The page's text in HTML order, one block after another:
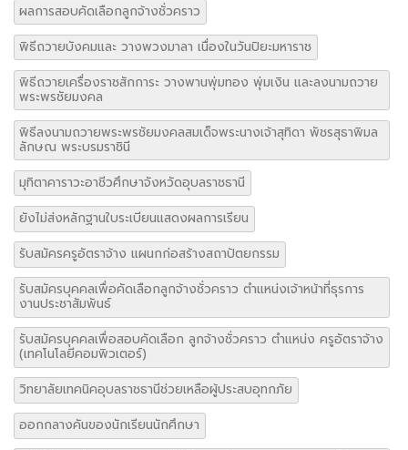
ผลการสอบคัดเลือกลูกจ้างชั่วคราว
พิธีถวายบังคมและ วางพวงมาลา เนื่องในวันปิยะมหาราช
พิธีถวายเครื่องราชสักการะ วางพานพุ่มทอง พุ่มเงิน และลงนามถวาย
พระพรชัยมงคล
พิธีลงนามถวายพระพรชัยมงคลสมเด็จพระนางเจ้าสุทิดา พัชรสุธาพิมล
ลักษณ พระบรมราชินี
มุทิตาคาราวะอาชีวศึกษาจังหวัดอุบลราชธานี
ยังไม่ส่งหลักฐานใบระเบียนแสดงผลการเรียน
รับสมัครครูอัตราจ้าง แผนกก่อสร้างสถาปัตยกรรม
รับสมัครบุคคลเพื่อคัดเลือกลูกจ้างชั่วคราว ตำแหน่งเจ้าหน้าที่ธุรการ
งานประชาสัมพันธ์
รับสมัครบุคคลเพื่อสอบคัดเลือก ลูกจ้างชั่วคราว ตำแหน่ง ครูอัตราจ้าง
(เทคโนโลยีคอมพิวเตอร์)
วิทยาลัยเทคนิคอุบลราชธานีช่วยเหลือผู้ประสบอุทกภัย
ออกกลางคันของนักเรียนนักศึกษา